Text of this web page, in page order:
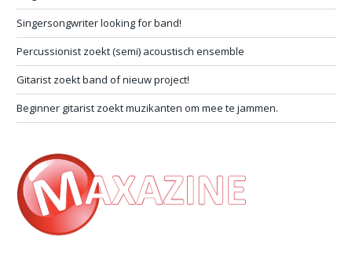
Singersongwriter looking for band!
Percussionist zoekt (semi) acoustisch ensemble
Gitarist zoekt band of nieuw project!
Beginner gitarist zoekt muzikanten om mee te jammen.